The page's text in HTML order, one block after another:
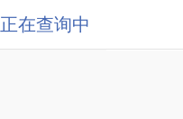
正在查询中